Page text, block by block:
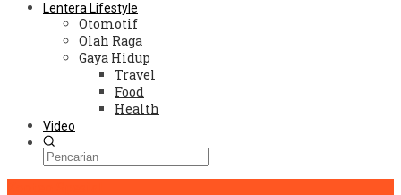
Lentera Lifestyle
Otomotif
Olah Raga
Gaya Hidup
Travel
Food
Health
Video